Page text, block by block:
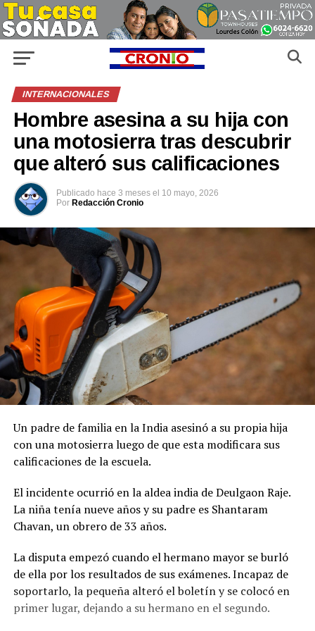
INTERNACIONALES
Hombre asesina a su hija con
una motosierra tras descubrir
que alteró sus calificaciones
Publicado hace 3 meses el 10 mayo, 2026
Por Redacción Cronio
Un padre de familia en la India asesinó a su propia hija
con una motosierra luego de que esta modificara sus
calificaciones de la escuela.
El incidente ocurrió en la aldea india de Deulgaon Raje.
La niña tenía nueve años y su padre es Shantaram
Chavan, un obrero de 33 años.
La disputa empezó cuando el hermano mayor se burló
de ella por los resultados de sus exámenes. Incapaz de
soportarlo, la pequeña alteró el boletín y se colocó en
primer lugar, dejando a su hermano en el segundo.